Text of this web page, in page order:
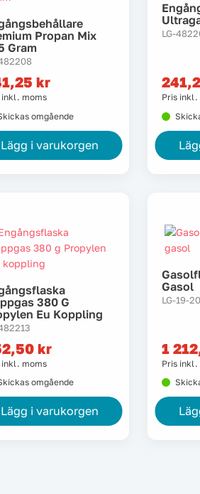
Propan Mix
Gram
kr
inkl. moms
omgående
Lägg i varukorgen
LG-
Pris inkl.
380 G
Eu Koppling
kr
inkl. moms
omgående
Lägg i varukorgen
Gasol
LG-19-
1
Pris inkl.